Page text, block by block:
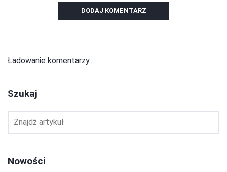
DODAJ KOMENTARZ
Ładowanie komentarzy...
Szukaj
Nowości